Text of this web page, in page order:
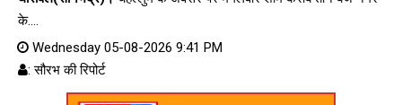
के....
Wednesday 05-08-2026 9:41 PM
: सौरभ की रिपोर्ट